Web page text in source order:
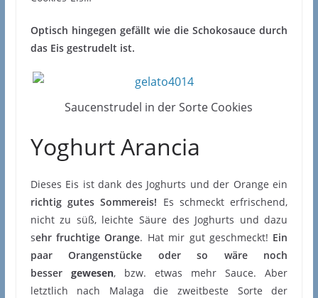
Optisch hingegen gefällt wie die Schokosauce durch
das Eis gestrudelt ist.
Saucenstrudel in der Sorte Cookies
Yoghurt Arancia
Dieses Eis ist dank des Joghurts und der Orange ein
richtig gutes Sommereis! Es schmeckt erfrischend,
nicht zu süß, leichte Säure des Joghurts und dazu
sehr fruchtige Orange. Hat mir gut geschmeckt! Ein
paar Orangenstücke oder so wäre noch
besser gewesen, bzw. etwas mehr Sauce. Aber
letztlich nach Malaga die zweitbeste Sorte der